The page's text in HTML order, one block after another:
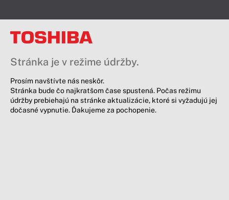
Stránka je v režime údržby.
Prosím navštívte nás neskôr.
Stránka bude čo najkratšom čase spustená. Počas režimu
údržby prebiehajú na stránke aktualizácie, ktoré si vyžadujú jej
dočasné vypnutie. Ďakujeme za pochopenie.